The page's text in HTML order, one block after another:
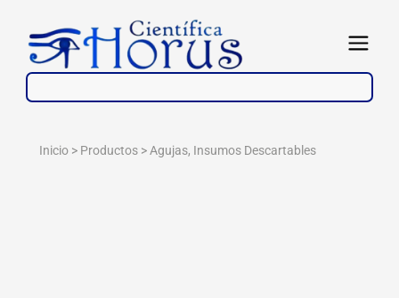
contenido
Abrir
Inicio > Productos >Agujas, Insumos Descartables